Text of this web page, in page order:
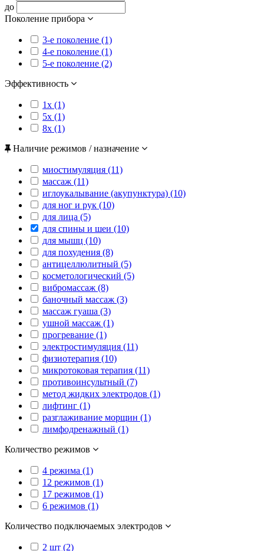
до
Поколение прибора
3-е поколение (1)
4-е поколение (1)
5-е поколение (2)
Эффективность
1x (1)
5x (1)
8x (1)
Наличие режимов / назначение
миостимуляция (11)
массаж (11)
иглоукалывание (акупунктура) (10)
для ног и рук (10)
для лица (5)
для спины и шеи (10)
для мышц (10)
для похудения (8)
антицеллюлитный (5)
косметологический (5)
вибромассаж (8)
баночный массаж (3)
массаж гуаша (3)
ушной массаж (1)
прогревание (1)
электростимуляция (11)
физиотерапия (10)
микротоковая терапия (11)
противоинсультный (7)
метод жидких электродов (1)
лифтинг (1)
разглаживание морщин (1)
лимфодренажный (1)
Количество режимов
4 режима (1)
12 режимов (1)
17 режимов (1)
6 режимов (1)
Количество подключаемых электродов
2 шт (2)